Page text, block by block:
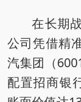
在长期
公司凭借精
汽集团（
配置招商银